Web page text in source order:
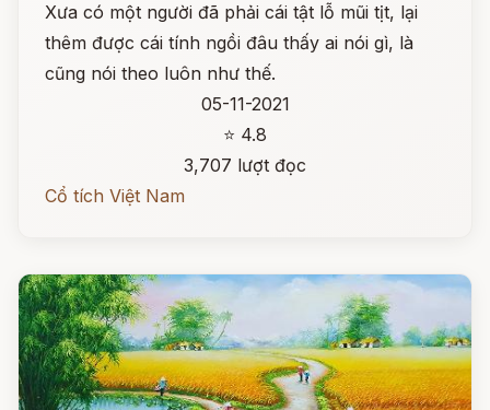
Xưa có một người đã phải cái tật lỗ mũi tịt, lại
thêm được cái tính ngồi đâu thấy ai nói gì, là
cũng nói theo luôn như thế.
05-11-2021
⭐ 4.8
3,707 lượt đọc
Cổ tích Việt Nam